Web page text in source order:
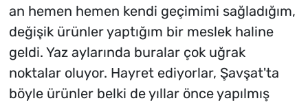
an hemen hemen kendi geçimimi sağladığım,
değişik ürünler yaptığım bir meslek haline
geldi. Yaz aylarında buralar çok uğrak
noktalar oluyor. Hayret ediyorlar, Şavşat'ta
böyle ürünler belki de yıllar önce yapılmış